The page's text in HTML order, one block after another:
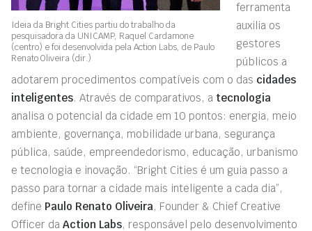
Ideia da Bright Cities partiu do trabalho da
pesquisadora da UNICAMP, Raquel Cardamone
(centro) e foi desenvolvida pela Action Labs, de Paulo
Renato Oliveira (dir.)
ferramenta
auxilia os
gestores
públicos a
adotarem procedimentos compatíveis com o das cidades
inteligentes. Através de comparativos, a tecnologia
analisa o potencial da cidade em 10 pontos: energia, meio
ambiente, governança, mobilidade urbana, segurança
pública, saúde, empreendedorismo, educação, urbanismo
e tecnologia e inovação. “Bright Cities é um guia passo a
passo para tornar a cidade mais inteligente a cada dia”,
define Paulo Renato Oliveira, Founder & Chief Creative
Officer da Action Labs, responsável pelo desenvolvimento